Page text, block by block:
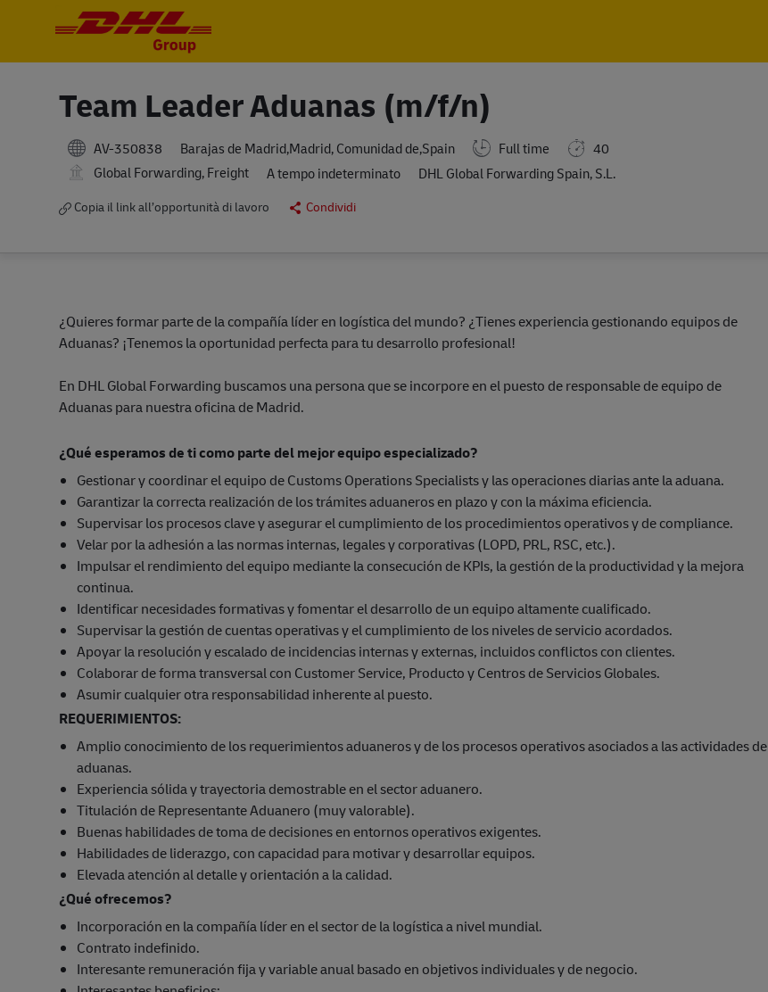
Team Leader Aduanas (m/f/n)
AV-350838 Barajas de Madrid,Madrid, Comunidad de,Spain Full time
40
Global Forwarding, Freight
A tempo indeterminato DHL Global Forwarding Spain, S.L.
Copia il link all’opportunità di lavoro Condividi
¿Quieres formar parte de la compañía líder en logística del mundo? ¿Tienes experiencia gestionando equipos de
Aduanas? ¡Tenemos la oportunidad perfecta para tu desarrollo profesional!
En DHL Global Forwarding buscamos una persona que se incorpore en el puesto de responsable de equipo de
Aduanas para nuestra oficina de Madrid.
¿Qué esperamos de ti como parte del mejor equipo especializado?
Gestionar y coordinar el equipo de Customs Operations Specialists y las operaciones diarias ante la aduana.
Garantizar la correcta realización de los trámites aduaneros en plazo y con la máxima eficiencia.
Supervisar los procesos clave y asegurar el cumplimiento de los procedimientos operativos y de compliance.
Velar por la adhesión a las normas internas, legales y corporativas (LOPD, PRL, RSC, etc.).
Impulsar el rendimiento del equipo mediante la consecución de KPIs, la gestión de la productividad y la mejora
continua.
Identificar necesidades formativas y fomentar el desarrollo de un equipo altamente cualificado.
Supervisar la gestión de cuentas operativas y el cumplimiento de los niveles de servicio acordados.
Apoyar la resolución y escalado de incidencias internas y externas, incluidos conflictos con clientes.
Colaborar de forma transversal con Customer Service, Producto y Centros de Servicios Globales.
Asumir cualquier otra responsabilidad inherente al puesto.
REQUERIMIENTOS:
Amplio conocimiento de los requerimientos aduaneros y de los procesos operativos asociados a las actividades de
aduanas.
Experiencia sólida y trayectoria demostrable en el sector aduanero.
Titulación de Representante Aduanero (muy valorable).
Buenas habilidades de toma de decisiones en entornos operativos exigentes.
Habilidades de liderazgo, con capacidad para motivar y desarrollar equipos.
Elevada atención al detalle y orientación a la calidad.
¿Qué ofrecemos?
Incorporación en la compañía líder en el sector de la logística a nivel mundial.
Contrato indefinido.
Interesante remuneración fija y variable anual basado en objetivos individuales y de negocio.